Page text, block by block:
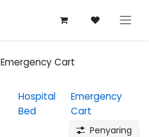
Emergency Cart
Hospital
Bed
Emergency
Cart
Penyaring